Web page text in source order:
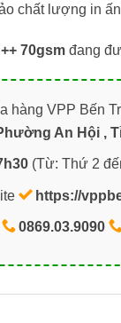
chất lượng in
70gsm đang
hàng VPP Bến
An Hội ,
(Từ: Thứ 2
https://
0869.03.9090